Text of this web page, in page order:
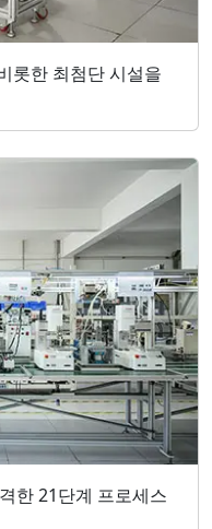
롯한 최첨단 시설을
한 21단계 프로세스